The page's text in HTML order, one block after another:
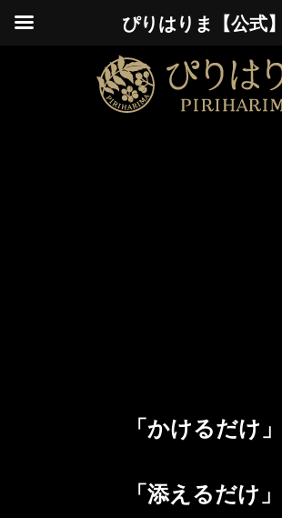
「かけるだけ」
「添えるだけ」
ぴりはりま【公式】